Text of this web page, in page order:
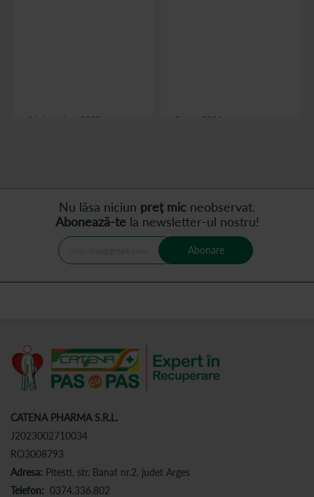
16 decembrie 2025 7 iunie 2024
Nu lăsa niciun preț mic neobservat.
Abonează-tela newsletter-ul nostru!
Abonare
CATENA PHARMA S.R.L.
J2023002710034
RO3008793
Adresa: Pitesti, str. Banat nr.2, judet Arges
Telefon: 0374.336.802